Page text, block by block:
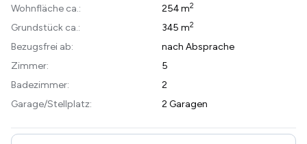
Wohnfläche ca.:
254 m2
Grundstück ca.: 345 m2
Bezugsfrei ab:
nach Absprache
Zimmer:
5
Badezimmer:
2
Garage/Stellplatz:
2 Garagen